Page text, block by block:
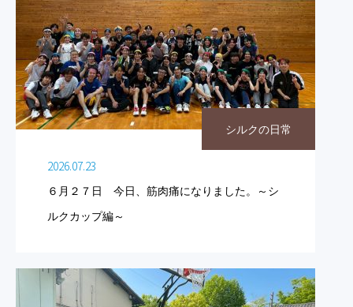
シルクの日常
2026.07.23
６月２７日 今日、筋肉痛になりました。～シ
ルクカップ編～